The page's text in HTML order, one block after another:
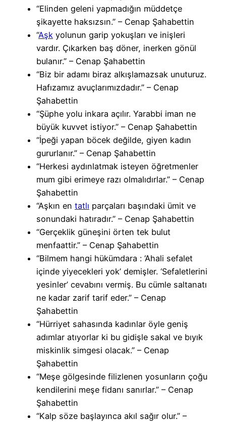
“Elinden geleni yapmadığın müddetçe
şikayette haksızsın.” – Cenap Şahabettin
“Aşk yolunun garip yokuşları ve inişleri
vardır. Çıkarken baş döner, inerken gönül
bulanır.” – Cenap Şahabettin
“Biz bir adamı biraz alkışlamazsak unuturuz.
Hafızamız avuçlarımızdadır.” – Cenap
Şahabettin
“Şüphe yolu inkara açılır. Yarabbi iman ne
büyük kuvvet istiyor.” – Cenap Şahabettin
“İpeği yapan böcek değilde, giyen kadın
gururlanır.” – Cenap Şahabettin
“Herkesi aydınlatmak isteyen öğretmenler
mum gibi erimeye razı olmalıdırlar.” – Cenap
Şahabettin
“Aşkın en tatlı parçaları başındaki ümit ve
sonundaki hatıradır.” – Cenap Şahabettin
“Gerçeklik güneşini örten tek bulut
menfaattir.” – Cenap Şahabettin
“Bilmem hangi hükümdara : ‘Ahali sefalet
içinde yiyecekleri yok’ demişler. ‘Sefaletlerini
yesinler’ cevabını vermiş. Bu cümle saltanatı
ne kadar zarif tarif eder.” – Cenap
Şahabettin
“Hürriyet sahasında kadınlar öyle geniş
adımlar atıyorlar ki bu gidişle sakal ve bıyık
miskinlik simgesi olacak.” – Cenap
Şahabettin
“Meşe gölgesinde filizlenen yosunların çoğu
kendilerini meşe fidanı sanırlar.” – Cenap
Şahabettin
“Kalp söze başlayınca akıl sağır olur.” –